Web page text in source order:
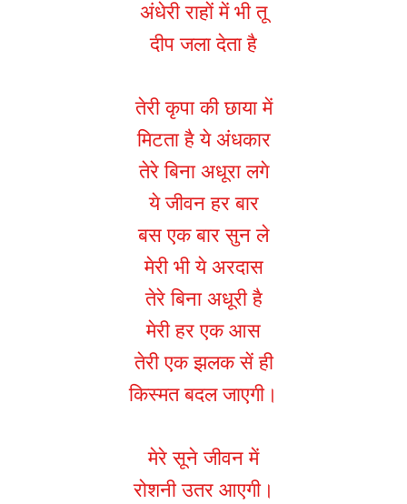
अंधेरी राहों में भी तू
दीप जला देता है
तेरी कृपा की छाया में
मिटता है ये अंधकार
तेरे बिना अधूरा लगे
ये जीवन हर बार
बस एक बार सुन ले
मेरी भी ये अरदास
तेरे बिना अधूरी है
मेरी हर एक आस
तेरी एक झलक सें ही
किस्मत बदल जाएगी।
मेरे सूने जीवन में
रोशनी उतर आएगी।